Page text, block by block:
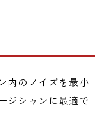
内のノイズを最小
ジシャンに最適で